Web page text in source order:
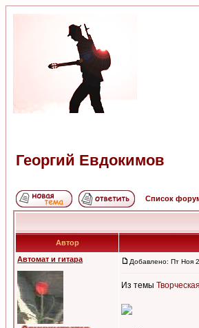
Георгий Евдокимов
Список
Автор
Автомат и гитара
Добавлено: Пт Ноя
Из темы